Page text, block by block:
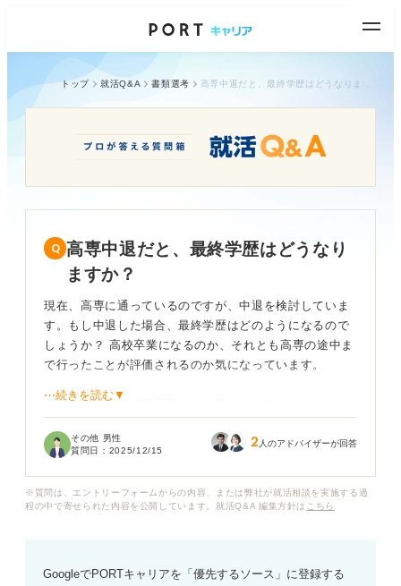
トップ 就活Q&A 書類選考
高専中退だと、最終学歴はどうなり
ますか？
現在、高専に通っているのですが、中退を検討していま
す。もし中退した場合、最終学歴はどのようになるので
しょうか？ 高校卒業になるのか、それとも高専の途中ま
で行ったことが評価されるのか気になっています。
また、中退後に就職活動をする場合、企業からはどのよ
るべきか、あるいは、高専で学んだことは評価対象にな
高専中退という経歴でも、正社員として就職することは
⋯続きを読む▼
その他 男性
質問日： 2025/12/15 2 人のアドバイザーが回答
※質問は、エントリーフォームからの内容、または弊社が就活相談を実施する過
程の中で寄せられた内容を公開しています。就活Q&A 編集方針は こちら
GoogleでPORTキャリアを「優先するソース」に登録する